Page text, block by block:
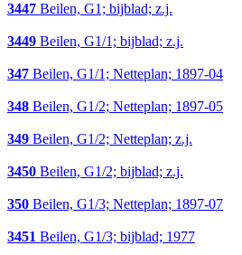
3447 Beilen, G1; bijblad; z.j.
3449 Beilen, G1/1; bijblad; z.j.
347 Beilen, G1/1; Netteplan; 1897-04
348 Beilen, G1/2; Netteplan; 1897-05
349 Beilen, G1/2; Netteplan; z.j.
3450 Beilen, G1/2; bijblad; z.j.
350 Beilen, G1/3; Netteplan; 1897-07
3451 Beilen, G1/3; bijblad; 1977